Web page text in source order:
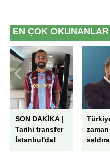
ilgili mevzuata uygun
almak için lütfentıklayınız.
EN ÇOK OKUNANLAR
SON DAKİKA |
Tarihi transfer
İstanbul'da!
zaman